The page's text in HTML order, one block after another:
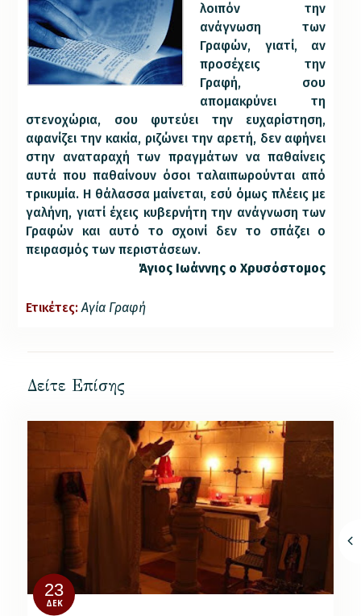
λοιπόν την
ανάγνωση των
Γραφών, γιατί, αν
προσέχεις την
Γραφή, σου
απομακρύνει τη
στενοχώρια, σου φυτεύει την ευχαρίστηση,
αφανίζει την κακία, ριζώνει την αρετή, δεν αφήνει
στην αναταραχή των πραγμάτων να παθαίνεις
αυτά που παθαίνουν όσοι ταλαιπωρούνται από
τρικυμία. Η θάλασσα μαίνεται, εσύ όμως πλέεις με
γαλήνη, γιατί έχεις κυβερνήτη την ανάγνωση των
Γραφών και αυτό το σχοινί δεν το σπάζει ο
πειρασμός των περιστάσεων.
Άγιος Ιωάννης ο Χρυσόστομος
Ετικέτες: Αγία Γραφή
Δείτε Επίσης
23
ΔΕΚ